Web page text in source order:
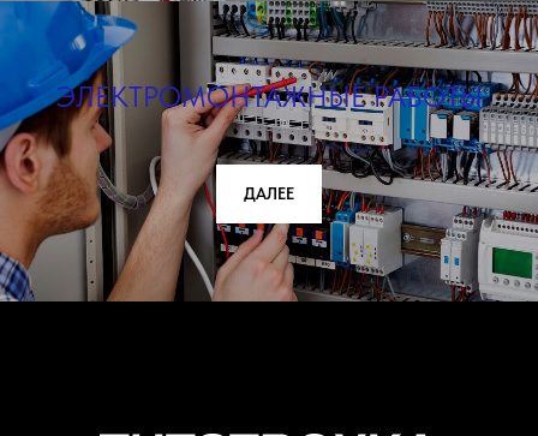
ЭЛЕКТРОМОНТАЖНЫЕ РАБОТЫ
ДАЛЕЕ